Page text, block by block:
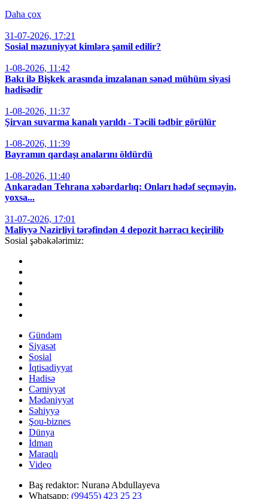
Daha çox
31-07-2026, 17:21
Sosial məzuniyyət kimlərə şamil edilir?
1-08-2026, 11:42
Bakı ilə Bişkek arasında imzalanan sənəd mühüm siyasi
hadisədir
1-08-2026, 11:37
Şirvan suvarma kanalı yarıldı - Təcili tədbir görülür
1-08-2026, 11:39
Bayramın qardaşı analarını öldürdü
1-08-2026, 11:40
Ankaradan Tehrana xəbərdarlıq: Onları hədəf seçməyin,
yoxsa...
31-07-2026, 17:01
Maliyyə Nazirliyi tərəfindən 4 depozit hərracı keçirilib
Sosial şəbəkələrimiz:
Gündəm
Siyasət
Sosial
İqtisadiyyat
Hadisə
Cəmiyyət
Mədəniyyət
Səhiyyə
Şou-biznes
Dünya
İdman
Maraqlı
Video
Baş redaktor: Nuranə Abdullayeva
Whatsapp: (99455) 423 25 23